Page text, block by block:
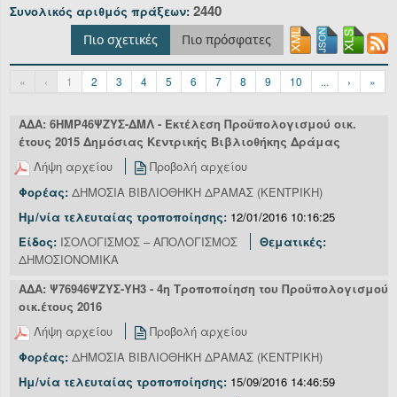
Συνολικός αριθμός πράξεων: 2440
Πιο σχετικές Πιο πρόσφατες
« ‹ 1 2 3 4 5 6 7 8 9 10 ... › »
ΑΔΑ: 6ΗΜΡ46ΨΖΥΣ-ΔΜΛ - Εκτέλεση Προϋπολογισμού οικ.
έτους 2015 Δημόσιας Κεντρικής Βιβλιοθήκης Δράμας
Λήψη αρχείου
Προβολή αρχείου
Φορέας: ΔΗΜΟΣΙΑ ΒΙΒΛΙΟΘΗΚΗ ΔΡΑΜΑΣ (ΚΕΝΤΡΙΚΗ)
Ημ/νία τελευταίας τροποποίησης: 12/01/2016 10:16:25
Είδος: ΙΣΟΛΟΓΙΣΜΟΣ – ΑΠΟΛΟΓΙΣΜΟΣ
Θεματικές:
ΔΗΜΟΣΙΟΝΟΜΙΚΑ
ΑΔΑ: Ψ76946ΨΖΥΣ-ΥΗ3 - 4η Τροποποίηση του Προϋπολογισμού
οικ.έτους 2016
Λήψη αρχείου
Προβολή αρχείου
Φορέας: ΔΗΜΟΣΙΑ ΒΙΒΛΙΟΘΗΚΗ ΔΡΑΜΑΣ (ΚΕΝΤΡΙΚΗ)
Ημ/νία τελευταίας τροποποίησης: 15/09/2016 14:46:59